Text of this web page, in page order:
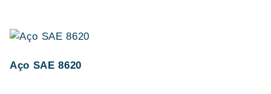
Aço SAE 8620